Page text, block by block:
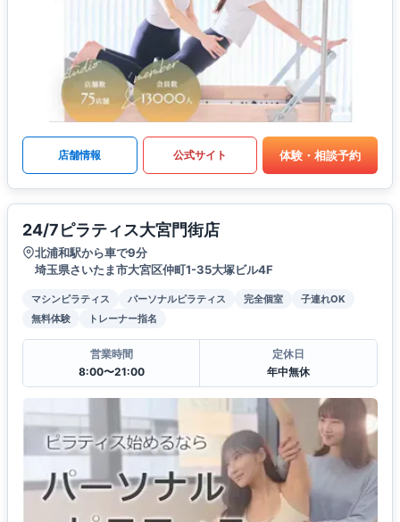
店舗情報 公式サイト 体験・相談予約
24/7ピラティス大宮門街店
北浦和駅から車で9分
埼玉県さいたま市大宮区仲町1-35大塚ビル4F
マシンピラティス パーソナルピラティス 完全個室
子連れOK
無料体験
トレーナー指名
営業時間
8:00〜21:00
定休日
年中無休